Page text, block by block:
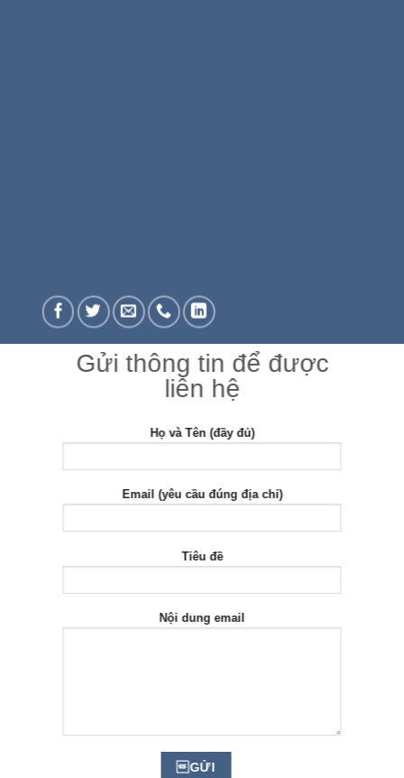
Gửi thông tin để được
liên hệ
Họ và Tên (đầy đủ)
Email (yêu cầu đúng địa chỉ)
Tiêu đề
Nội dung email